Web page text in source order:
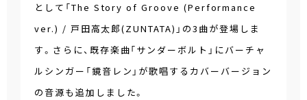
として「The Story of Groove (Performance
ver.) / 戸田高太郎(ZUNTATA)」の3曲が登場しま
す。さらに、既存楽曲「サンダーボルト」にバーチャ
ルシンガー「鏡音レン」が歌唱するカバーバージョン
の音源も追加しました。